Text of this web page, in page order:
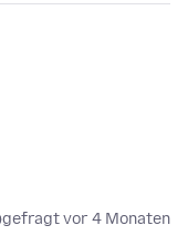
gefragt vor 4 Monaten